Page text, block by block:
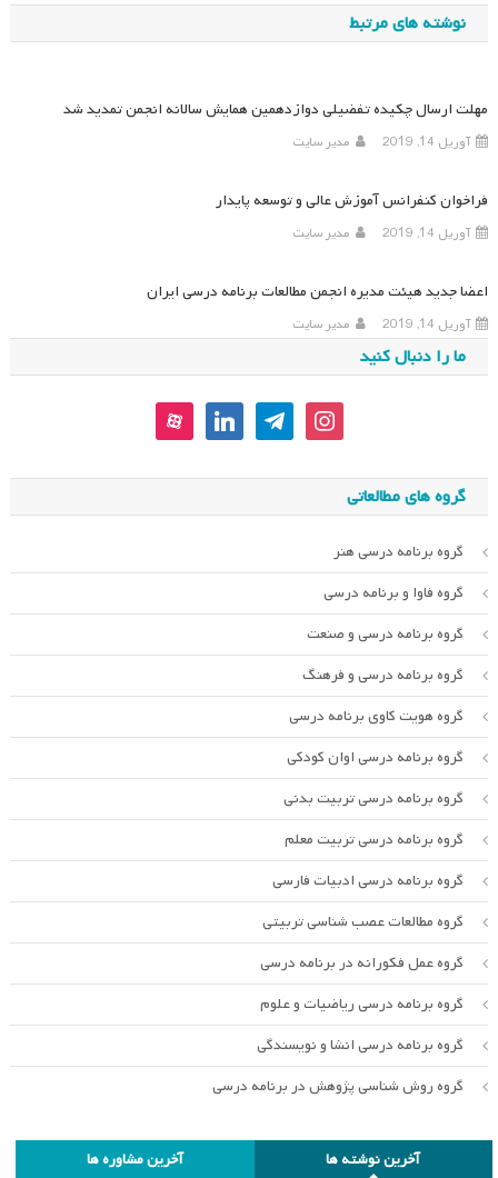
نوشته های مرتبط
مهلت ارسال چکیده تفضیلی دوازدهمین همایش سالانه انجمن تمدید شد
آوریل 14, 2019 مدیر سایت
فراخوان کنفرانس آموزش عالی و توسعه پایدار
آوریل 14, 2019 مدیر سایت
اعضا جدید هیئت مدیره انجمن مطالعات برنامه درسی ایران
آوریل 14, 2019 مدیر سایت
ما را دنبال کنید
instagram
telegram
linkedin
aparat
گروه های مطالعاتی
گروه برنامه درسی هنر
گروه فاوا و برنامه درسی
گروه برنامه درسی و صنعت
گروه برنامه درسی و فرهنگ
گروه هویت کاوی برنامه درسی
گروه برنامه درسی اوان کودکی
گروه برنامه درسی تربیت بدنی
گروه برنامه درسی تربیت معلم
گروه برنامه درسی ادبیات فارسی
گروه مطالعات عصب شناسی تربیتی
گروه عمل فکورانه در برنامه درسی
گروه برنامه درسی ریاضیات و علوم
گروه برنامه درسی انشا و نویسندگی
گروه روش شناسی پژوهش در برنامه درسی
آخرین نوشته ها آخرین مشاوره ها